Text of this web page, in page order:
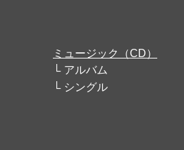
ミュージック（CD）
アルバム
シングル